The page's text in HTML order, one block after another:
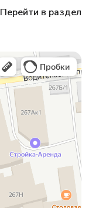
Перейти в раздел